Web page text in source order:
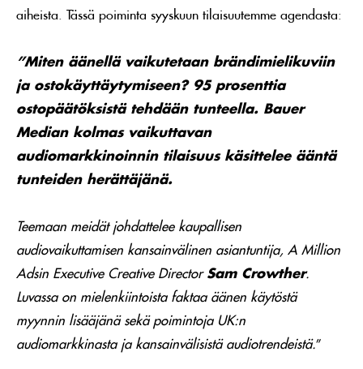
aiheista. Tässä poiminta syyskuun tilaisuutemme agendasta:
”Miten äänellä vaikutetaan brändimielikuviin
ja ostokäyttäytymiseen? 95 prosenttia
ostopäätöksistä tehdään tunteella. Bauer
Median kolmas vaikuttavan
audiomarkkinoinnin tilaisuus käsittelee ääntä
tunteiden herättäjänä.
Teemaan meidät johdattelee kaupallisen
audiovaikuttamisen kansainvälinen asiantuntija, A Million
Adsin Executive Creative DirectorSam Crowther.
Luvassa on mielenkiintoista faktaa äänen käytöstä
myynnin lisääjänä sekä poimintoja UK:n
audiomarkkinasta ja kansainvälisistä audiotrendeistä.”